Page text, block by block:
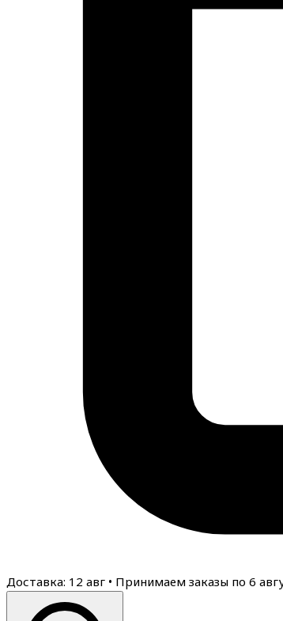
Доставка: 12 авг • Принимаем заказы по 6